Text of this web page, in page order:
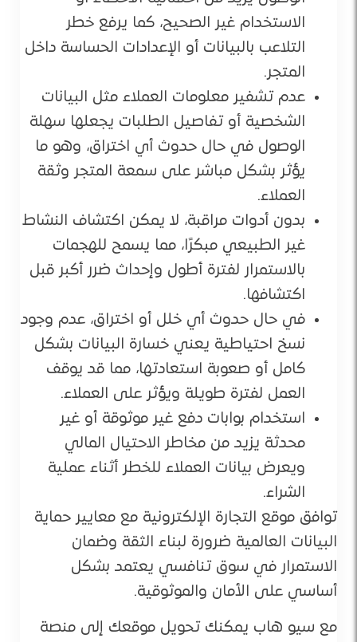
الاستخدام غير الصحيح، كما يرفع خطر
التلاعب بالبيانات أو الإعدادات الحساسة داخل
المتجر.
عدم تشفير معلومات العملاء مثل البيانات
الشخصية أو تفاصيل الطلبات يجعلها سهلة
الوصول في حال حدوث أي اختراق، وهو ما
يؤثر بشكل مباشر على سمعة المتجر وثقة
العملاء.
بدون أدوات مراقبة، لا يمكن اكتشاف النشاط
غير الطبيعي مبكرًا، مما يسمح للهجمات
بالاستمرار لفترة أطول وإحداث ضرر أكبر قبل
اكتشافها.
في حال حدوث أي خلل أو اختراق، عدم وجود
نسخ احتياطية يعني خسارة البيانات بشكل
كامل أو صعوبة استعادتها، مما قد يوقف
العمل لفترة طويلة ويؤثر على العملاء.
استخدام بوابات دفع غير موثوقة أو غير
محدثة يزيد من مخاطر الاحتيال المالي
ويعرض بيانات العملاء للخطر أثناء عملية
الشراء.
توافق موقع التجارة الإلكترونية مع معايير حماية
البيانات العالمية ضرورة لبناء الثقة وضمان
الاستمرار في سوق تنافسي يعتمد بشكل
أساسي على الأمان والموثوقية.
مع سيو هاب يمكنك تحويل موقعك إلى منصة